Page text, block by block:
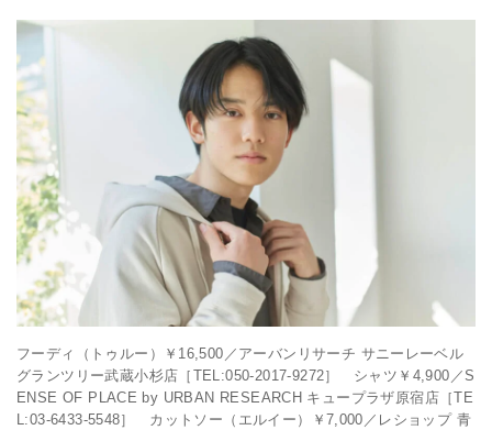
フーディ（トゥルー）￥16,500／アーバンリサーチ サニーレーベル
グランツリー武蔵小杉店［TEL:050-2017-9272］ シャツ￥4,900／S
ENSE OF PLACE by URBAN RESEARCH キュープラザ原宿店［TE
L:03-6433-5548］ カットソー（エルイー）￥7,000／レショップ 青